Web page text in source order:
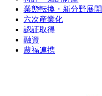
業態転換・新分野展開
六次産業化
認証取得
融資
農福連携